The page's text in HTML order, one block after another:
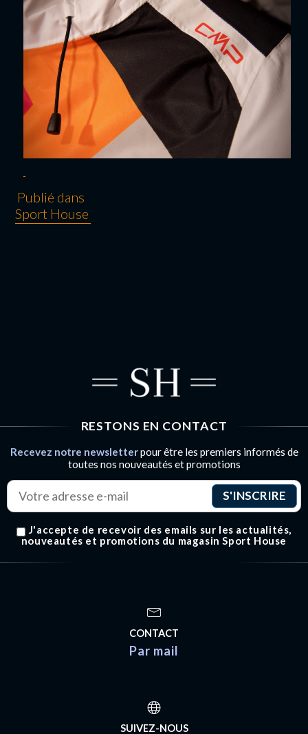
Publié dans
Sport House
RESTONS EN CONTACT
Recevez notre newsletterpour être les premiers informés de
toutes nos nouveautés et promotions
J'accepte de recevoir des emails sur les actualités,
nouveautés et promotions du magasin Sport House
CONTACT
Par mail
SUIVEZ-NOUS